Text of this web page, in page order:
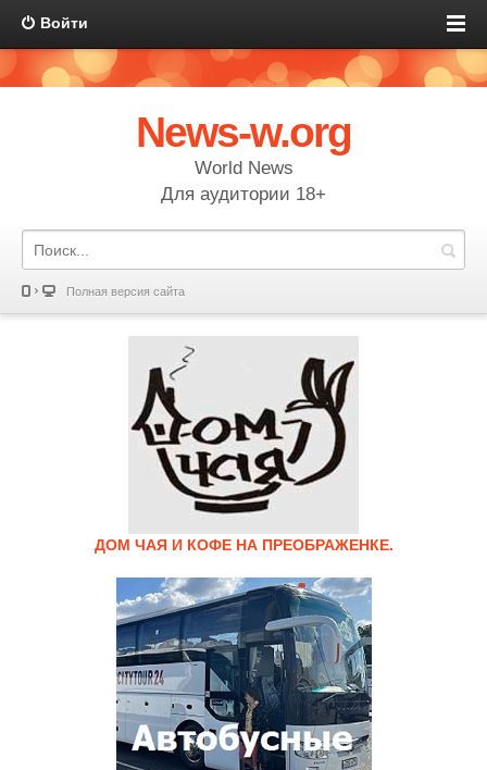
Войти
News-w.org
World News
Для аудитории 18+
Полная версия сайта
ДОМ ЧАЯ И КОФЕ НА ПРЕОБРАЖЕНКЕ.